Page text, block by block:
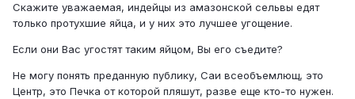
Скажите уважаемая, индейцы из амазонской сельвы едят
только протухшие яйца, и у них это лучшее угощение.
Если они Вас угостят таким яйцом, Вы его съедите?
Не могу понять преданную публику, Саи всеобъемлющ, это
Центр, это Печка от которой пляшут, разве еще кто-то нужен.